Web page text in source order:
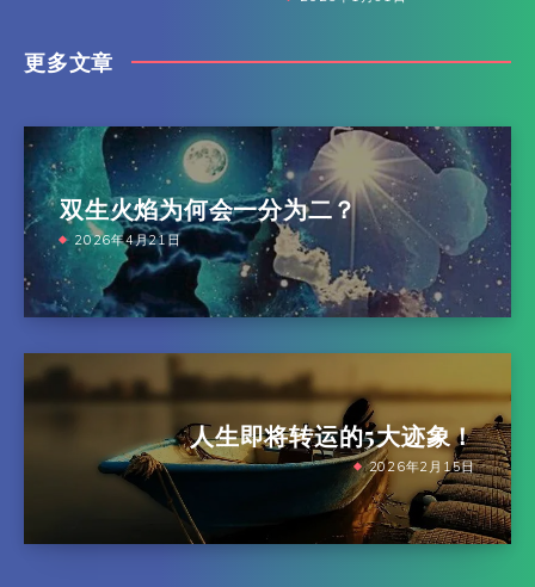
更多文章
双生火焰为何会一分为二？
2026年4月21日
人生即将转运的5大迹象！
2026年2月15日